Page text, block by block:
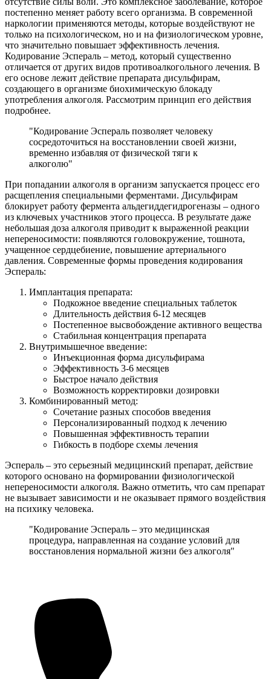
постепенно меняет работу всего организма. В современной
наркологии применяются методы, которые воздействуют не
только на психологическом, но и на физиологическом уровне,
что значительно повышает эффективность лечения.
Кодирование Эспераль – метод, который существенно
отличается от других видов противоалкогольного лечения. В
его основе лежит действие препарата дисульфирам,
создающего в организме биохимическую блокаду
употребления алкоголя. Рассмотрим принцип его действия
подробнее.
"Кодирование Эспераль позволяет человеку
сосредоточиться на восстановлении своей жизни,
временно избавляя от физической тяги к
алкоголю"
При попадании алкоголя в организм запускается процесс его
расщепления специальными ферментами. Дисульфирам
блокирует работу фермента альдегиддегидрогеназы – одного
из ключевых участников этого процесса. В результате даже
небольшая доза алкоголя приводит к выраженной реакции
непереносимости: появляются головокружение, тошнота,
учащенное сердцебиение, повышение артериального
давления. Современные формы проведения кодирования
Эспераль:
Имплантация препарата:
Подкожное введение специальных таблеток
Длительность действия 6-12 месяцев
Постепенное высвобождение активного вещества
Стабильная концентрация препарата
Внутримышечное введение:
Инъекционная форма дисульфирама
Эффективность 3-6 месяцев
Быстрое начало действия
Возможность корректировки дозировки
Комбинированный метод:
Сочетание разных способов введения
Персонализированный подход к лечению
Повышенная эффективность терапии
Гибкость в подборе схемы лечения
Эспераль – это серьезный медицинский препарат, действие
которого основано на формировании физиологической
непереносимости алкоголя. Важно отметить, что сам препарат
не вызывает зависимости и не оказывает прямого воздействия
на психику человека.
"Кодирование Эспераль – это медицинская
процедура, направленная на создание условий для
восстановления нормальной жизни без алкоголя"